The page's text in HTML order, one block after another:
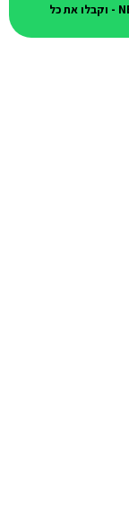
הצטרפו לקבוצת הוואטסאפ של פתח תקווה NEWS - וקבלו את כל